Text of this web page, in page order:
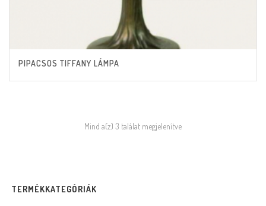
PIPACSOS TIFFANY LÁMPA
Mind a(z) 3 találat megjelenítve
TERMÉKKATEGÓRIÁK